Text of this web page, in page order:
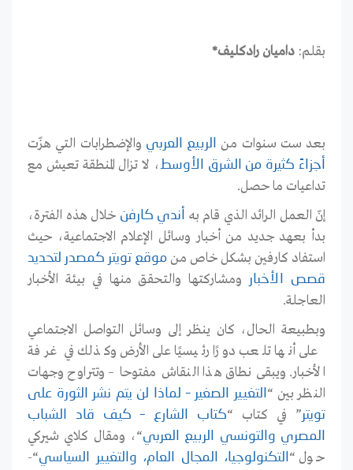
بقلم: داميان رادكليف*
بعد ست سنوات من الربيع العربي والإضطرابات التي هزّت
أجزاءً كثيرة من الشرق الأوسط، لا تزال المنطقة تعيش مع
تداعيات ما حصل.
إنّ العمل الرائد الذي قام به
أندي كارفن خلال هذه الفترة،
بدأ بعهد جديد من أخبار وسائل الإعلام الاجتماعية، حيث
استفاد كارفين بشكل خاص من موقع تويتر كمصدر لتحديد
قصص الأخبار ومشاركتها والتحقق منها في بيئة الأخبار
العاجلة.
وبطبيعة الحال، كان ينظر إلى وسائل التواصل الاجتماعي
على أنها تلعب دورًا رئيسيًا على الأرض وكذلك في غرفة
الأخبار. ويبقى نطاق هذا النقاش مفتوحا – وتتراوح وجهات
النظر بين “ التغيير الصغير – لماذا لن يتم نشر الثورة على
تويتر” في كتاب “كتاب الشارع – كيف قاد الشباب
المصري والتونسي الربيع العربي“، ومقال كلاي شيركي
حول “ التكنولوجيا، المجال العام، والتغيير السياسي“-